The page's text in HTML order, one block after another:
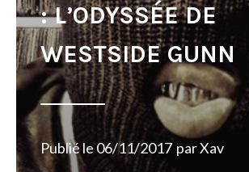
: L’ODYSSÉE DE
WESTSIDE GUNN
Publié le 06/11/2017 parXav